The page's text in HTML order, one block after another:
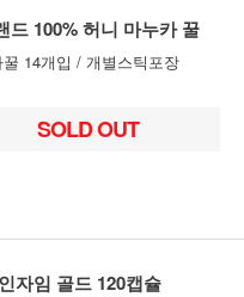
드 100% 허니 마누카 꿀
꿀 14개입 / 개별스틱포장
SOLD OUT
자임 골드 120캡슐